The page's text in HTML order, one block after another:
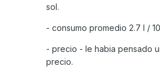
sol.
- consumo promedio 2.7 l /
- precio - le habia pensado
precio.